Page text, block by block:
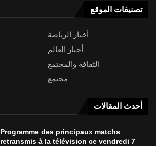
تصنيفات الموقع
أخبار الرياضة
أخبار العالم
الثقافة والمجتمع
مجتمع
أحدث المقالات
Programme des principaux matchs
retransmis à la télévision ce vendredi 7